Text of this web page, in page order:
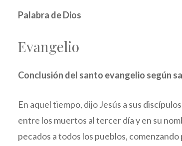
Palabra de Dios
Evangelio
Conclusión del santo evangelio según
En aquel tiempo, dijo Jesús a sus
entre los muertos al tercer día y en su
pecados a todos los pueblos,